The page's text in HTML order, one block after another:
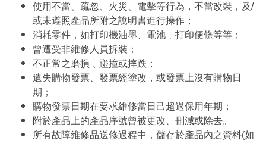
使用不當、疏忽、火災、電擊等行為，不當改裝，及/
或未遵照產品所附之說明書進行操作；
消耗零件，如打印機油墨、電池﹑打印便條等等；
曾遭受非維修人員拆裝；
不正常之磨損﹑踫撞或摔跌；
遺失購物發票、發票經塗改，或發票上沒有購物日
期；
購物發票日期在要求維修當日己超過保用年期；
附於產品上的產品序號曾被更改、刪減或除去。
所有故障維修品送修過程中，儲存於產品內之資料(如